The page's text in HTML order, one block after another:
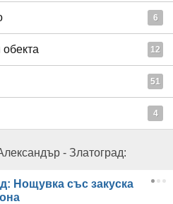
6
12
51
4
- Златоград:
Нощувка със закуска